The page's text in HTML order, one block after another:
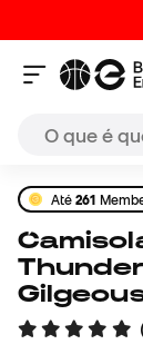
Até261
Camisola Nike Oklahoma City